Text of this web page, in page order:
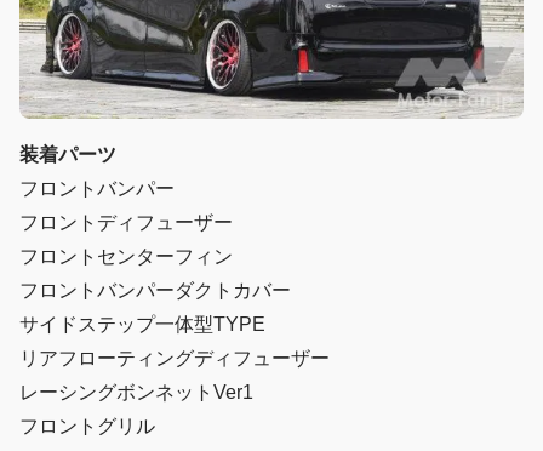
装着パーツ
フロントバンパー
フロントディフューザー
フロントセンターフィン
フロントバンパーダクトカバー
サイドステップ一体型TYPE
リアフローティングディフューザー
レーシングボンネットVer1
フロントグリル